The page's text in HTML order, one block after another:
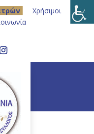
Χρήσιμοι